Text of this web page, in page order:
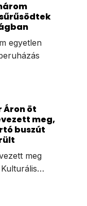
egyetlen
Áron öt
meg,
buszút
meg